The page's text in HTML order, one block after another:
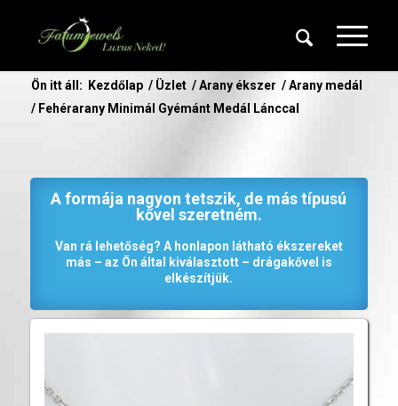
Ön itt áll: Kezdőlap / Üzlet / Arany ékszer / Arany medál
/ Fehérarany Minimál Gyémánt Medál Lánccal
A formája nagyon tetszik, de más típusú
kővel szeretném.
Van rá lehetőség? A honlapon látható ékszereket
más – az Ön által kiválasztott – drágakővel is
elkészítjük.